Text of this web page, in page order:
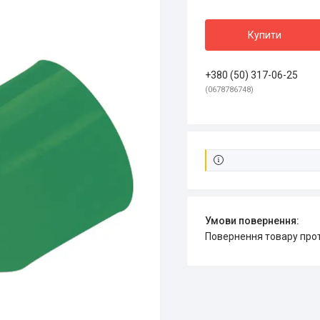
Купити
+380 (50) 317-06-25
0678786748
повернення товару